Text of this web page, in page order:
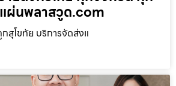
ผ่นพลาสวูด.com
สุโขทัย บริการจัดส่งแ